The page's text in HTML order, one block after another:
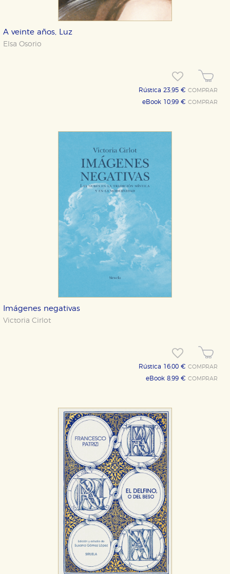
A veinte años, Luz
Elsa Osorio
Rústica 23,95 € COMPRAR
eBook 10,99 € COMPRAR
Imágenes negativas
Victoria Cirlot
Rústica 16,00 € COMPRAR
eBook 8,99 € COMPRAR
correctamente.
Cookies de rendimiento y analíticas
Estas cookies se utilizan para mejorar su experiencia
nuestro sitio web. Almacenan configuraciones de
Estas cookies son gestionadas por nuestros socios
publicitarios y se utilizan para mostrar publicidad
navegador y dispositivo de internet.
GUARDAR CONFIGURACIÓN
Puede consultar nuestra política de cookies